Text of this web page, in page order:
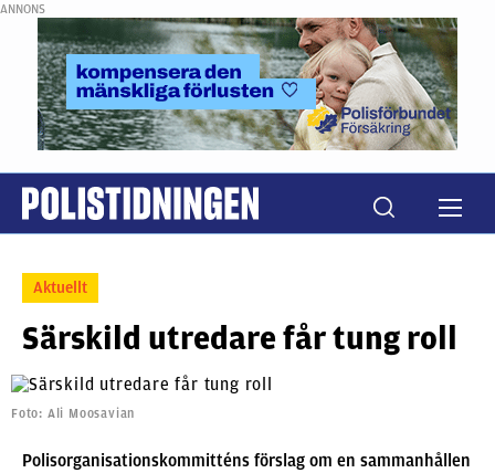
ANNONS
Aktuellt
Särskild utredare får tung roll
Foto: Ali Moosavian
Polisorganisationskommitténs förslag om en sammanhållen